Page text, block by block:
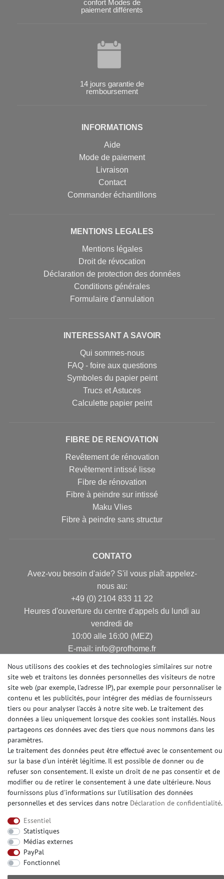
confort Modes de
paiement différents
14 jours garantie de
remboursement
INFORMATIONS
Aide
Mode de paiement
Livraison
Contact
Commander échantillons
MENTIONS LEGALES
Mentions légales
Droit de révocation
Déclaration de protection des données
Conditions générales
Formulaire d'annulation
INTERESSANT A SAVOIR
Qui sommes-nous
FAQ - foire aux questions
Symboles du papier peint
Trucs et Astuces
Calculette papier peint
FIBRE DE RENOVATION
Revêtement de rénovation
Revêtement intissé lisse
Fibre de rénovation
Fibre à peindre sur intissé
Maku Vlies
Fibre à peindre sans structur
CONTATO
Avez-vou besoin d'aide? S'il vous plaît appelez-
nous au:
+49 (0) 2104 833 11 22
Heures d'ouverture du centre d'appels du lundi au
vendredi de
10:00 alle 16:00 (MEZ)
E-mail: info@profhome.fr
MODES DE PAIEMENT
© Copyright 2026 | e-Delux GmbH
Nous utilisons des cookies et des technologies similaires sur notre
site web et traitons les données personnelles des visiteurs de notre
site web (par exemple, l'adresse IP), par exemple pour personnaliser le
contenu et les publicités, pour intégrer des médias de fournisseurs
tiers ou pour analyser l'accès à notre site web. Le traitement des
données a lieu uniquement lorsque des cookies sont installés. Nous
partageons ces données avec des tiers que nous nommons dans les
paramètres.
Le traitement des données peut être effectué avec le consentement ou
sur la base d'un intérêt légitime. Il est possible de donner ou de
refuser son consentement. Il existe un droit de ne pas consentir et de
modifier ou de retirer le consentement à une date ultérieure. Nous
fournissons plus d'informations sur l'utilisation des données
personnelles et des services dans notre Déclaration de confidentialité.
Essentiel
Statistiques
Médias externes
PayPal
Fonctionnel